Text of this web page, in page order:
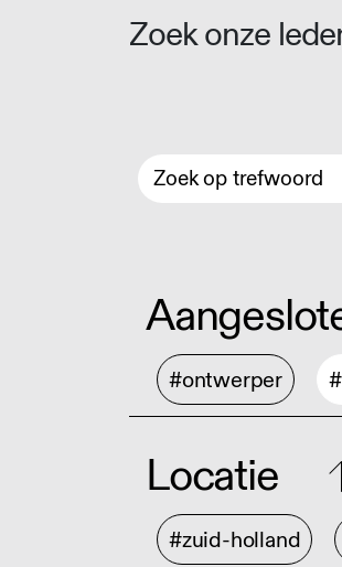
Zoek onze
#ontwerper
Locatie
#zuid-holland